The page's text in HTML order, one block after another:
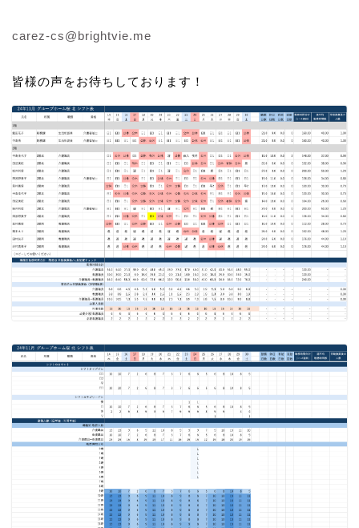
carez-cs@brightvie.me
皆様の声をお待ちしております！